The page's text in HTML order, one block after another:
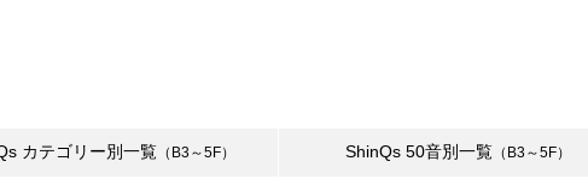
カテゴリー別一覧 （B3～5F） ShinQs 50音別一覧 （B3～5F）